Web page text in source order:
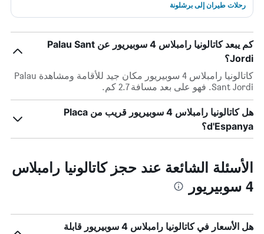
رحلات طيران إلى برشلونة
كم يبعد كاتالونيا رامبلاس 4 سوبيريور عن Palau Sant
Jordi؟
كاتالونيا رامبلاس 4 سوبيريور مكان جيد للأقامة ومشاهدة Palau
Sant Jordi. فهو على بعد مسافة 2.7 كم.
هل كاتالونيا رامبلاس 4 سوبيريور قريب من Placa
d'Espanya؟
الأسئلة الشائعة عند حجز كاتالونيا رامبلاس
4 سوبيريور
هل الأسعار في كاتالونيا رامبلاس 4 سوبيريور قابلة